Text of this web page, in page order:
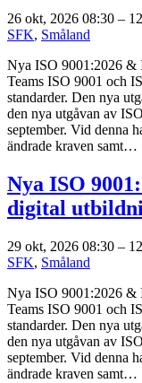
26 okt, 2026 08:30 –
SFK, Småland
Nya ISO 9001:2026 &
Teams ISO 9001 och
standarder. Den nya
den nya utgåvan av
september. Vid denna
ändrade kraven samt…
Nya ISO
digital
29 okt, 2026 08:30 –
SFK, Småland
Nya ISO 9001:2026 &
Teams ISO 9001 och
standarder. Den nya
den nya utgåvan av
september. Vid denna
ändrade kraven samt…